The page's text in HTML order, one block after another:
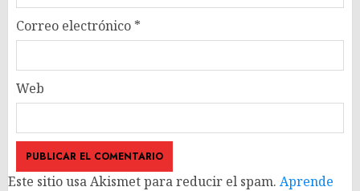
Correo electrónico *
Web
Este sitio usa Akismet para reducir el spam. Aprende